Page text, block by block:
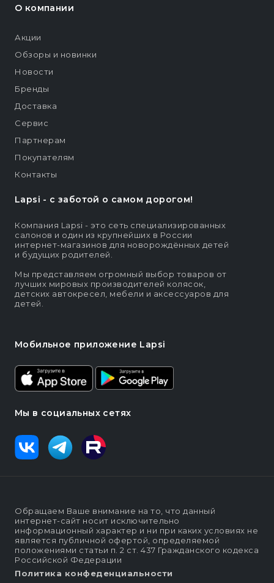
Lapsi - c заботой о самом дорогом!
Компания Lapsi - это сеть специализированных
салонов и один из крупнейших в России
интернет-магазинов для новорождённых детей
и будущих родителей.
Мы представляем огромный выбор товаров от
лучших мировых производителей колясок,
детских автокресел, мебели и аксессуаров для
детей.
Мобильное приложение Lapsi
Мы в социальных сетях
О компании
Акции
Обзоры и новинки
Новости
Бренды
Доставка
Сервис
Партнерам
Покупателям
Контакты
Обращаем Ваше внимание на то, что данный
интернет-сайт носит исключительно
информационный характер и ни при каких условиях не
является публичной офертой, определяемой
положениями статьи п. 2 ст. 437 Гражданского кодекса
Российской Федерации
Политика конфеденциальности